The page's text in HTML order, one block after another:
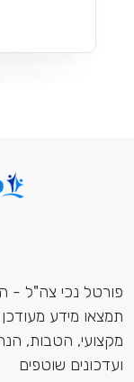
פורטל נכי צה"ל -
תמצאו מידע מעודכן
מקצועי, הטבות,
ועדכונים שוטפים